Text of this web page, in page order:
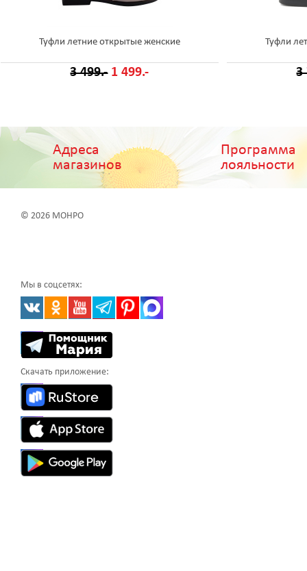
Туфли летние открытые женские
3 499.- 1 499.-
Туфли
3
Адреса
магазинов
Программа
лояльности
© 2026 МОНРО
Мы в соцсетях:
Скачать приложение: